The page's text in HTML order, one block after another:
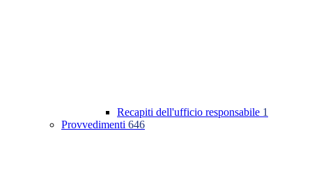
Recapiti dell'ufficio responsabile 1
Provvedimenti 646